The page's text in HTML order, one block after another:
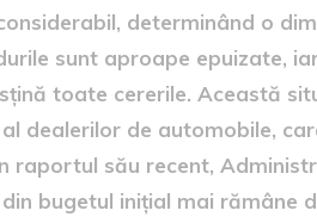
determinând o
sunt aproape epuizate,
toate cererile. Această
dealerilor de automobile,
raportul său recent,
bugetul inițial mai rămâne